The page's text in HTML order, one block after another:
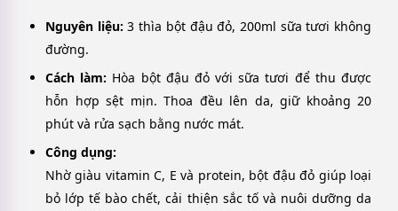
Nguyên liệu: 3 thìa bột đậu đỏ, 200ml sữa tươi không
đường.
Cách làm: Hòa bột đậu đỏ với sữa tươi để thu được
hỗn hợp sệt mịn. Thoa đều lên da, giữ khoảng 20
phút và rửa sạch bằng nước mát.
Công dụng:
Nhờ giàu vitamin C, E và protein, bột đậu đỏ giúp loại
bỏ lớp tế bào chết, cải thiện sắc tố và nuôi dưỡng da